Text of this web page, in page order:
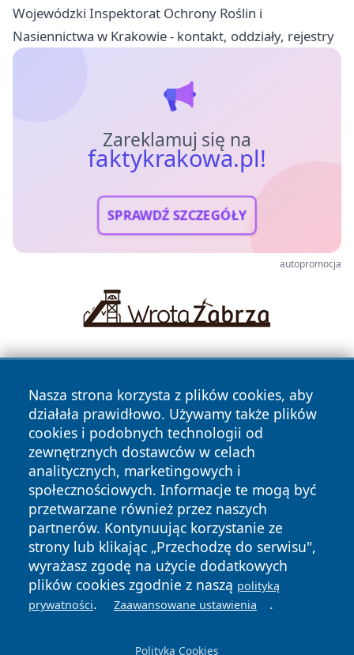
Wojewódzki Inspektorat Ochrony Roślin i
Nasiennictwa w Krakowie - kontakt, oddziały, rejestry
Zareklamuj się na
faktykrakowa.pl!
SPRAWDŹ SZCZEGÓŁY
autopromocja
Nasza strona korzysta z plików cookies, aby
działała prawidłowo. Używamy także plików
cookies i podobnych technologii od
zewnętrznych dostawców w celach
analitycznych, marketingowych i
społecznościowych. Informacje te mogą być
przetwarzane również przez naszych
partnerów. Kontynuując korzystanie ze
strony lub klikając „Przechodzę do serwisu",
wyrażasz zgodę na użycie dodatkowych
plików cookies zgodnie z naszą polityką
prywatności. Zaawansowane ustawienia .
Polityka Cookies
Copyright © 2026 faktykrakowa.pl Wszystkie prawa
zastrzeżone.
News Autorzy
Polityka
Prywatności
Polityka
Cookies